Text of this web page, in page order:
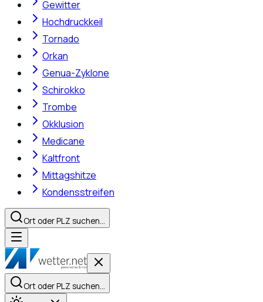
Gewitter
Hochdruckkeil
Tornado
Orkan
Genua-Zyklone
Schirokko
Trombe
Okklusion
Medicane
Kaltfront
Mittagshitze
Kondensstreifen
Ort oder PLZ suchen…
Ort oder PLZ suchen…